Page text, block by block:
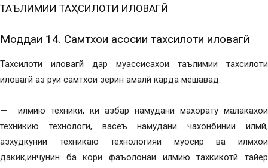
ТАЪЛИМИИ ТАҲСИЛОТИ ИЛОВАГӢ
Моддаи 14. Самтхои асосии тахсилоти иловагй
Тахсилоти иловагй дар муассисахои таълимии тахсилоти
иловагй аз руи самтхои зерин амалй карда мешавад:
— илмию техники, ки азбар намудани махорату малакахои
техникию технологи, васеъ намудани чахонбинии илмй,
азхудкунии техникаю технологияи муосир ва илмхои
дакик,инчунин ба кори фаъолонаи илмию тахкикотй тайёр